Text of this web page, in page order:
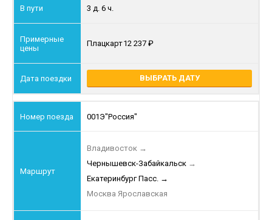
3 д. 6 ч.
Плацкарт12 237
ВЫБРАТЬ ДАТУ
001Э"Россия"
Владивосток →
Чернышевск-Забайкальск →
Екатеринбург Пасс. →
Москва Ярославская